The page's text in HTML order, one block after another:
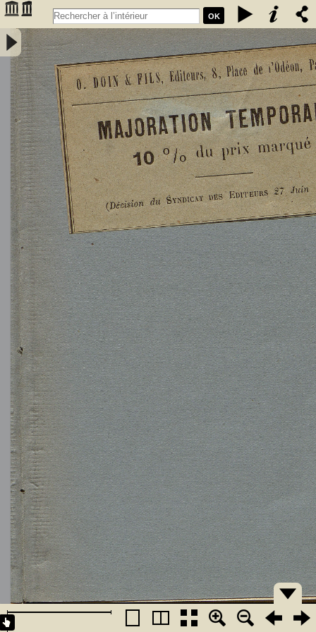
OK
L'Astronomie, observations, théorie et vulgarisation générale / par
Marcel Moye,... - Moye, Marcel (1873-1939). Auteur